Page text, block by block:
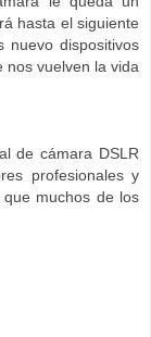
hasta el siguiente
nuevo dispositivos
nos vuelven la vida
de cámara DSLR
profesionales y
muchos de los